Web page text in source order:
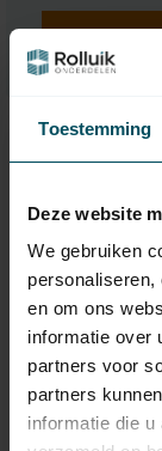
Toestemming
Deze website
We gebruiken
en om ons
informatie over
partners voor
partners
informatie die
GEBA
Geba
séparé pour